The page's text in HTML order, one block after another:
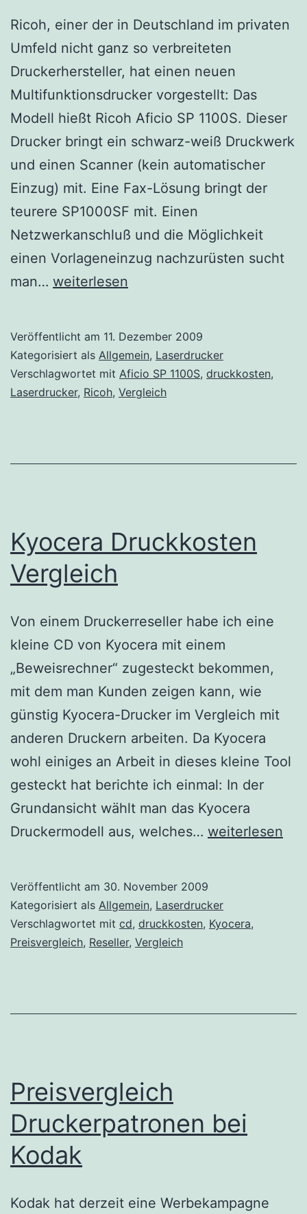
Ricoh, einer der in Deutschland im privaten
Umfeld nicht ganz so verbreiteten
Druckerhersteller, hat einen neuen
Multifunktionsdrucker vorgestellt: Das
Modell hießt Ricoh Aficio SP 1100S. Dieser
Drucker bringt ein schwarz-weiß Druckwerk
und einen Scanner (kein automatischer
Einzug) mit. Eine Fax-Lösung bringt der
teurere SP1000SF mit. Einen
Netzwerkanschluß und die Möglichkeit
einen Vorlageneinzug nachzurüsten sucht
man… Ricoh
SP
1100S
weiterlesen
Veröffentlicht am 11. Dezember 2009
Kategorisiert als Allgemein, Laserdrucker
Verschlagwortet mit Aficio SP 1100S, druckkosten,
Laserdrucker, Ricoh, Vergleich
Kyocera Druckkosten
Vergleich
Von einem Druckerreseller habe ich eine
kleine CD von Kyocera mit einem
„Beweisrechner“ zugesteckt bekommen,
mit dem man Kunden zeigen kann, wie
günstig Kyocera-Drucker im Vergleich mit
anderen Druckern arbeiten. Da Kyocera
wohl einiges an Arbeit in dieses kleine Tool
gesteckt hat berichte ich einmal: In der
Grundansicht wählt man das Kyocera
Druckermodell aus, welches… Kyocera
weiterlesen
Veröffentlicht am 30. November 2009
Kategorisiert als Allgemein, Laserdrucker
Verschlagwortet mit cd, druckkosten, Kyocera,
Preisvergleich, Reseller, Vergleich
Preisvergleich
Druckerpatronen bei
Kodak
Kodak hat derzeit eine Werbekampagne